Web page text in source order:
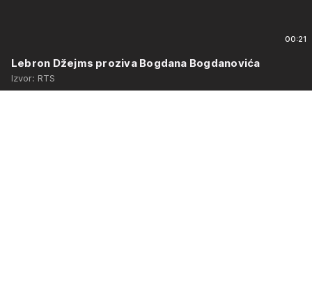
00:21
Lebron Džejms proziva Bogdana Bogdanovića
Izvor: RTS